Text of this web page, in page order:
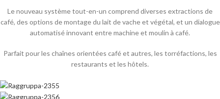
Le nouveau système tout-en-un comprend diverses extractions de
café, des options de montage du lait de vache et végétal, et un dialogue
automatisé innovant entre machine et moulin à café.
Parfait pour les chaînes orientées café et autres, les torréfactions, les
restaurants et les hôtels.